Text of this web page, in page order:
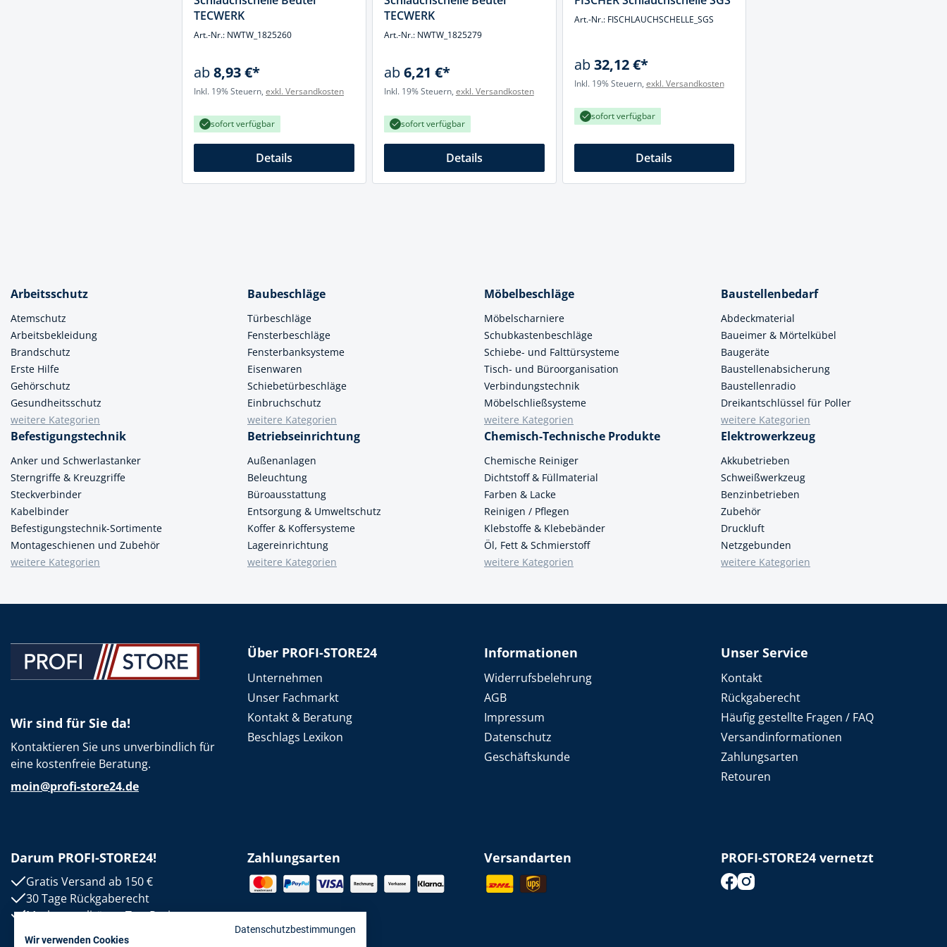
Verbindungs- und Klemmsysteme
Zubehör Maschinenbefestigung
Schellen
Holzverbinder
Hebelwerkzeug
Hebewerkzeuge
Hobel, Beitel & Ziehklingen
Magnetwerkzeuge
Malerwerkzeug
Spachtel & Kelle
Spanntechnik
Spannungsprüfer
Stanzwerkzeuge & Lochwerkzeuge
TECWERK
Art.-Nr.: NWTW_1825260
ab8,93 €*
Inkl. 19% Steuern, exkl. Versandkosten
sofort verfügbar
Details
TECWERK
Art.-Nr.: NWTW_1825279
ab6,21 €*
Inkl. 19% Steuern, exkl. Versandkosten
sofort verfügbar
Details
Art.-Nr.: FISCHLAUCHSCHELLE_SGS
ab32,12 €*
Inkl. 19% Steuern, exkl. Versandkosten
sofort verfügbar
Details
Arbeitsschutz
Atemschutz
Arbeitsbekleidung
Brandschutz
Erste Hilfe
Gehörschutz
Gesundheitsschutz
weitere Kategorien
Baubeschläge
Türbeschläge
Fensterbeschläge
Fensterbanksysteme
Eisenwaren
Schiebetürbeschläge
Einbruchschutz
weitere Kategorien
Möbelbeschläge
Möbelscharniere
Schubkastenbeschläge
Schiebe- und Falttürsysteme
Tisch- und Büroorganisation
Verbindungstechnik
Möbelschließsysteme
weitere Kategorien
Baustellenbedarf
Abdeckmaterial
Baueimer & Mörtelkübel
Baugeräte
Baustellenabsicherung
Baustellenradio
Dreikantschlüssel für Poller
weitere Kategorien
Befestigungstechnik
Anker und Schwerlastanker
Sterngriffe & Kreuzgriffe
Steckverbinder
Kabelbinder
Befestigungstechnik-Sortimente
Montageschienen und Zubehör
weitere Kategorien
Betriebseinrichtung
Außenanlagen
Beleuchtung
Büroausstattung
Entsorgung & Umweltschutz
Koffer & Koffersysteme
Lagereinrichtung
weitere Kategorien
Chemisch-Technische Produkte
Chemische Reiniger
Dichtstoff & Füllmaterial
Farben & Lacke
Reinigen / Pflegen
Klebstoffe & Klebebänder
Öl, Fett & Schmierstoff
weitere Kategorien
Elektrowerkzeug
Akkubetrieben
Schweißwerkzeug
Benzinbetrieben
Zubehör
Druckluft
Netzgebunden
weitere Kategorien
Wir sind für Sie da!
Kontaktieren Sie uns unverbindlich für
eine kostenfreie Beratung.
moin@profi-store24.de
Über PROFI-STORE24
Unternehmen
Unser Fachmarkt
Kontakt & Beratung
Beschlags Lexikon
Informationen
Widerrufsbelehrung
AGB
Impressum
Datenschutz
Geschäftskunde
Unser Service
Kontakt
Rückgaberecht
Häufig gestellte Fragen / FAQ
Versandinformationen
Zahlungsarten
Retouren
Darum PROFI-STORE24!
Gratis Versand ab 150 €
30 Tage Rückgaberecht
Markenqualität zu Top-Preisen
Zahlungsarten Versandarten PROFI-STORE24 vernetzt
footer.socialMedia.facebook.title
footer.socialMedia.instagram.title
Datenschutzbestimmungen
Wir verwenden Cookies